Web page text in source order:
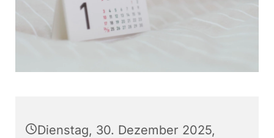
Dienstag, 30. Dezember 2025,